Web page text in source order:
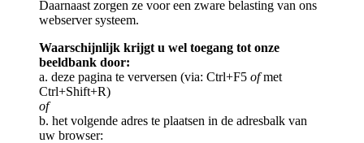
Daarnaast zorgen ze voor een zware belasting van ons
webserver systeem.
Waarschijnlijk krijgt u wel toegang tot onze
beeldbank door:
a. deze pagina te verversen (via: Ctrl+F5 ofmet
Ctrl+Shift+R)
of
b. het volgende adres te plaatsen in de adresbalk van
uw browser: